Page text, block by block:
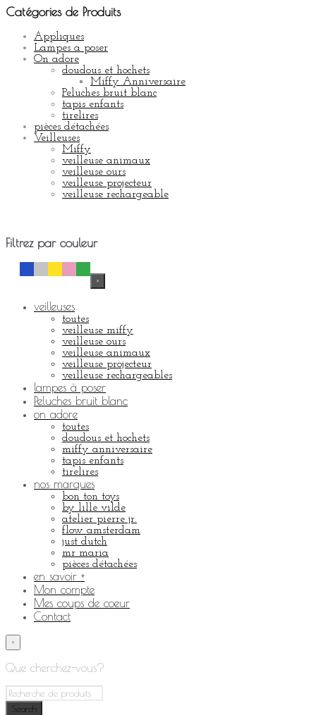
Catégories de Produits
Appliques
Lampes a poser
On adore
doudous et hochets
Miffy Anniversaire
Peluches bruit blanc
tapis enfants
tirelires
pièces détachées
Veilleuses
Miffy
veilleuse animaux
veilleuse ours
veilleuse projecteur
veilleuse rechargeable
Filtrez par couleur
×
veilleuses
toutes
veilleuse miffy
veilleuse ours
veilleuse animaux
veilleuse projecteur
veilleuse rechargeables
lampes à poser
Peluches bruit blanc
on adore
toutes
doudous et hochets
miffy anniversaire
tapis enfants
tirelires
nos marques
bon ton toys
by lille vilde
atelier pierre jr.
flow amsterdam
just dutch
mr maria
pièces détachées
en savoir +
Mon compte
Mes coups de coeur
Contact
×
Que cherchez-vous?